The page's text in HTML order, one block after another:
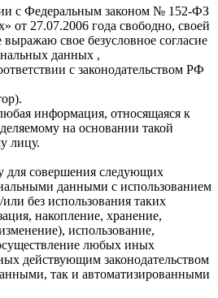
с Федеральным законом № 152-ФЗ
от 27.07.2006 года свободно, своей
свое безусловное согласие
данных ,
с законодательством РФ
информация, относящаяся к
на основании такой
лицу.
для совершения следующих
данными с использованием
без использования таких
накопление, хранение,
использование,
любых иных
действующим законодательством
так и автоматизированными